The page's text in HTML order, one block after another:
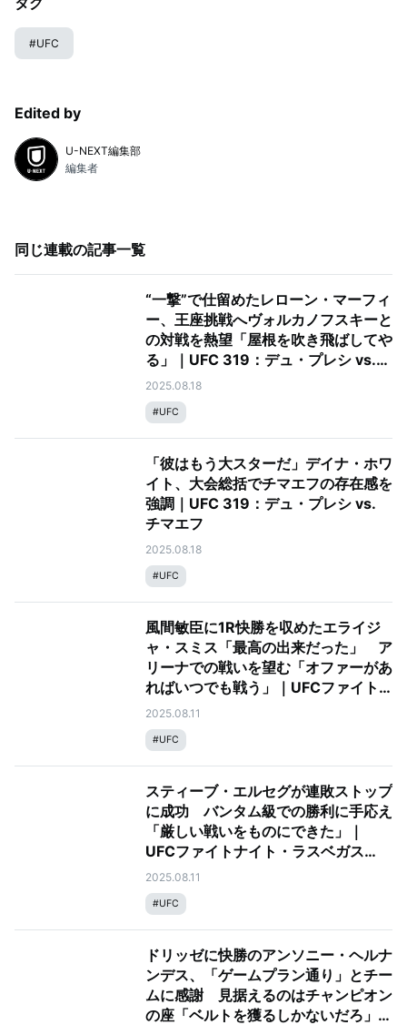
#UFC
Edited by
U-NEXT編集部
編集者
同じ連載の記事一覧
“一撃”で仕留めたレローン・マーフィ
ー、王座挑戦へヴォルカノフスキーと
の対戦を熱望「屋根を吹き飛ばしてや
る」｜UFC 319：デュ・プレシ vs.
チマエフ
2025.08.18
#UFC
「彼はもう大スターだ」デイナ・ホワ
イト、大会総括でチマエフの存在感を
強調｜UFC 319：デュ・プレシ vs.
チマエフ
2025.08.18
#UFC
風間敏臣に1R快勝を収めたエライジ
ャ・スミス「最高の出来だった」 ア
リーナでの戦いを望む「オファーがあ
ればいつでも戦う」｜UFCファイト
ナイト・ラスベガス109：ドリッゼ
vs. ヘルナンデス
2025.08.11
#UFC
スティーブ・エルセグが連敗ストップ
に成功 バンタム級での勝利に手応え
「厳しい戦いをものにできた」｜
UFCファイトナイト・ラスベガス
109：ドリッゼ vs. ヘルナンデス
2025.08.11
#UFC
ドリッゼに快勝のアンソニー・ヘルナ
ンデス、「ゲームプラン通り」とチー
ムに感謝 見据えるのはチャンピオン
の座「ベルトを獲るしかないだろ」｜